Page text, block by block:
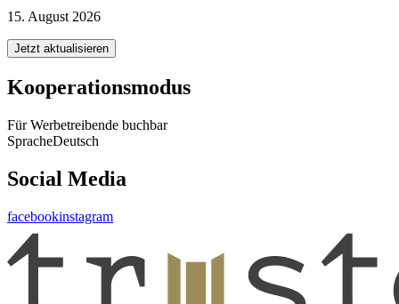
15. August 2026
Jetzt aktualisieren
Kooperationsmodus
Für Werbetreibende buchbar
SpracheDeutsch
Social Media
facebookinstagram